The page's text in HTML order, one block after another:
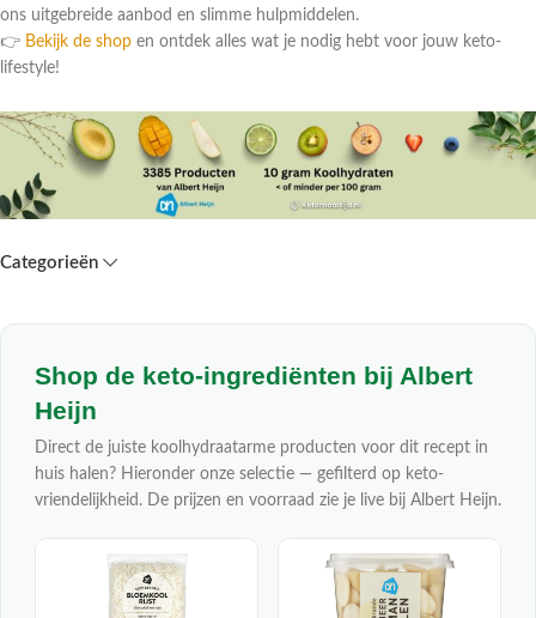
ons uitgebreide aanbod en slimme hulpmiddelen.
👉 Bekijk de shop en ontdek alles wat je nodig hebt voor jouw keto-
lifestyle!
Categorieën
Shop de keto-ingrediënten bij Albert
Heijn
Direct de juiste koolhydraatarme producten voor dit recept in
huis halen? Hieronder onze selectie — gefilterd op keto-
vriendelijkheid. De prijzen en voorraad zie je live bij Albert Heijn.